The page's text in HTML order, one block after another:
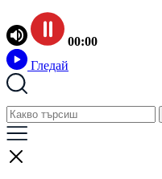
00:00
Гледай